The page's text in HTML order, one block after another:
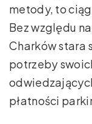
metody, to
Bez względu
Charków stara
potrzeby
płatności